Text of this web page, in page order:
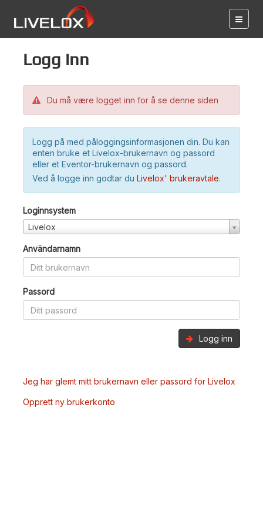
Logg inn
Du må være logget inn for å se denne siden
Logg på med påloggingsinformasjonen din. Du kan
enten bruke et Livelox-brukernavn og passord
eller et Eventor-brukernavn og passord.
Ved å logge inn godtar du Livelox' brukeravtale.
Loginnsystem
Livelox
Användarnamn
Passord
Logg inn
Jeg har glemt mitt brukernavn eller passord for Livelox
Opprett ny brukerkonto